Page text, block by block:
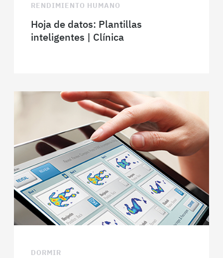
RENDIMIENTO HUMANO
Hoja de datos: Plantillas
inteligentes | Clínica
DORMIR